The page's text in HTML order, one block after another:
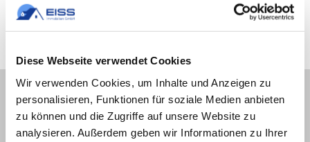
Diese Webseite verwendet Cookies
Wir verwenden Cookies, um Inhalte und Anzeigen zu
personalisieren, Funktionen für soziale Medien anbieten
zu können und die Zugriffe auf unsere Website zu
analysieren. Außerdem geben wir Informationen zu Ihrer
Beteiligten auf demselben Stand bleiben und
FAQ zum Bauträgervertrieb